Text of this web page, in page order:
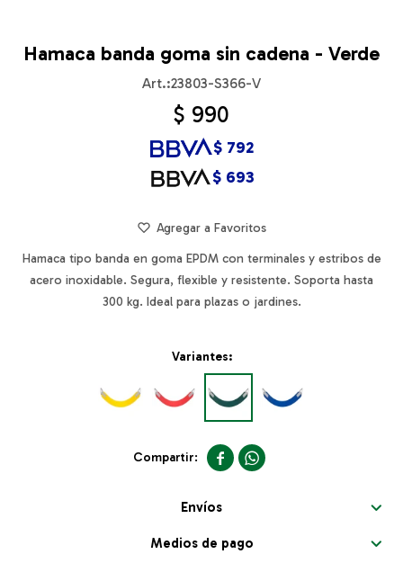
Hamaca banda goma sin cadena - Verde
23803-S366-V
$ 990
$ 693
$ 792
Hamaca tipo banda en goma EPDM con terminales y estribos de
acero inoxidable. Segura, flexible y resistente. Soporta hasta
300 kg. Ideal para plazas o jardines.
Variantes:
 
Envíos
Medios de pago